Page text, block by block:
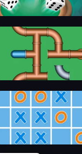
Yacht
Plumber Pipe Out
Tic Tac Toe Online